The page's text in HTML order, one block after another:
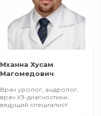
Мханна Хусам
Магомедович
Врач уролог, андролог,
врач УЗ-диагностики,
ведущий специалист